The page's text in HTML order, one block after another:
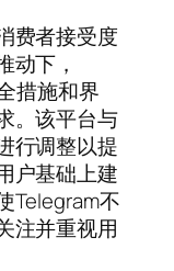
费者接受度
动下，
措施和界
。该平台与
行调整以提
户基础上建
Telegram不
注并重视用